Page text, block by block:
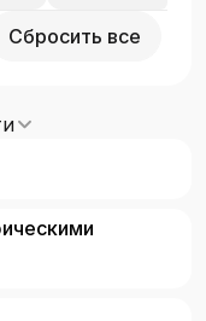
Сбросить все